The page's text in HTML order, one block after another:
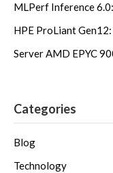
MLPerf Inference
HPE ProLiant
Server AMD EPYC
Categories
Blog
Technology